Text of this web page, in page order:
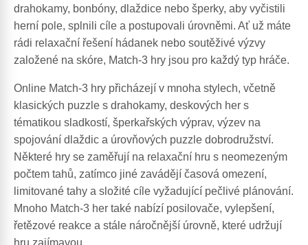
drahokamy, bonbóny, dlaždice nebo šperky, aby vyčistili
herní pole, splnili cíle a postupovali úrovněmi. Ať už máte
rádi relaxační řešení hádanek nebo soutěživé výzvy
založené na skóre, Match-3 hry jsou pro každý typ hráče.
Online Match-3 hry přicházejí v mnoha stylech, včetně
klasických puzzle s drahokamy, deskových her s
tématikou sladkostí, šperkařských výprav, výzev na
spojování dlaždic a úrovňových puzzle dobrodružství.
Některé hry se zaměřují na relaxační hru s neomezeným
počtem tahů, zatímco jiné zavádějí časová omezení,
limitované tahy a složité cíle vyžadující pečlivé plánování.
Mnoho Match-3 her také nabízí posilovače, vylepšení,
řetězové reakce a stále náročnější úrovně, které udržují